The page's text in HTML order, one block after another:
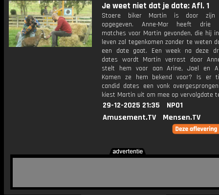
Je weet niet dat je date: Afl. 1
Stoere biker Martin is door zijn
opgegeven. Anne-Mar heeft drie
matches voor Martin gevonden, die hij
leven zal tegenkomen zonder te weten
een date gaat. Een week na deze
dates wordt Martin verrast door
stelt hem voor aan Arine, Jael en
Komen ze hem bekend voor? Is er
candid dates een vonk
kiest Martin uit om mee op vervolgdate
29-12-2025 21:35
NPO1
Amusement.TV
Mensen.TV